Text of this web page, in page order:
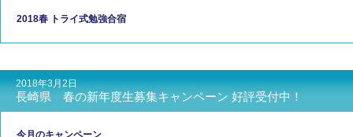
2018春 トライ式勉強合宿
2018年3月2日
長崎県 春の新年度生募集キャンペーン 好評受付中！
今月のキャンペーン